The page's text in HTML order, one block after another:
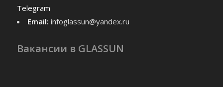
Telegram
Email: infoglassun@yandex.ru
Вакансии в GLASSUN